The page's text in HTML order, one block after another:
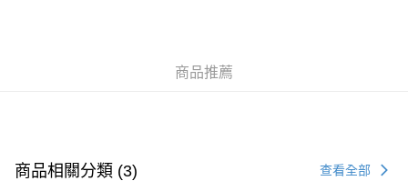
每筆HK$50.00，滿HK$499.00或以上免運費
商品推薦
商品相關分類 (3) 查看全部